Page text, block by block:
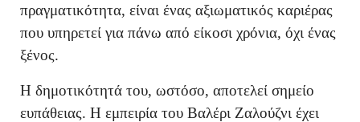
πραγματικότητα, είναι ένας αξιωματικός καριέρας
που υπηρετεί για πάνω από είκοσι χρόνια, όχι ένας
ξένος.
Η δημοτικότητά του, ωστόσο, αποτελεί σημείο
ευπάθειας. Η εμπειρία του Βαλέρι Ζαλούζνι έχει